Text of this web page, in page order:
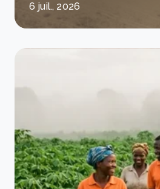
6 juil., 2026